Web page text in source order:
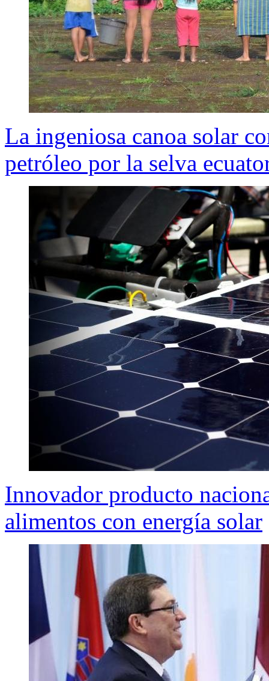
La ingeniosa canoa solar
petróleo por la selva
Innovador producto
alimentos con energía solar